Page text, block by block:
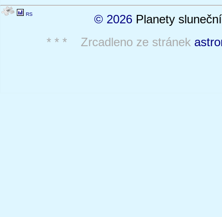
RS © 2026 Planety
* * * Zrcadleno ze stránek